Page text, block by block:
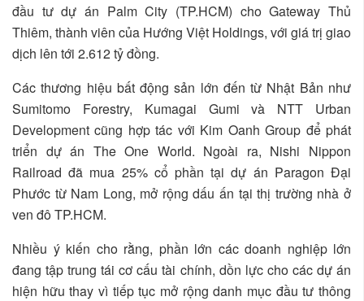
đầu tư dự án Palm City (TP.HCM) cho Gateway Thủ
Thiêm, thành viên của Hướng Việt Holdings, với giá trị giao
dịch lên tới 2.612 tỷ đồng.
Các thương hiệu bất động sản lớn đến từ Nhật Bản như
Sumitomo Forestry, Kumagai Gumi và NTT Urban
Development cũng hợp tác với Kim Oanh Group để phát
triển dự án The One World. Ngoài ra, Nishi Nippon
Railroad đã mua 25% cổ phần tại dự án Paragon Đại
Phước từ Nam Long, mở rộng dấu ấn tại thị trường nhà ở
ven đô TP.HCM.
Nhiều ý kiến cho rằng, phần lớn các doanh nghiệp lớn
đang tập trung tái cơ cấu tài chính, dồn lực cho các dự án
hiện hữu thay vì tiếp tục mở rộng danh mục đầu tư thông